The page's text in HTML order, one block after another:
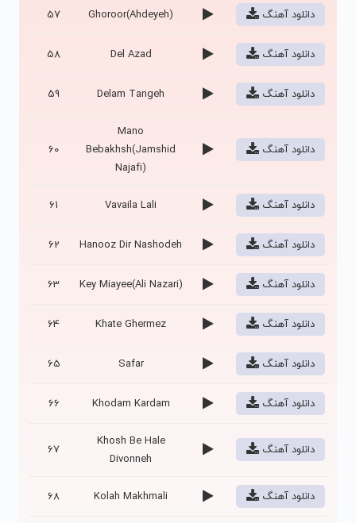
57 Ghoroor(Ahdeyeh) دانلود آهنگ
58 Del Azad دانلود آهنگ
59 Delam Tangeh دانلود آهنگ
60
Mano
Bebakhsh(Jamshid
Najafi)
دانلود آهنگ
61 Vavaila Lali دانلود آهنگ
62 Hanooz Dir Nashodeh دانلود آهنگ
63 Key Miayee(Ali Nazari) دانلود آهنگ
64 Khate Ghermez دانلود آهنگ
65 Safar دانلود آهنگ
66 Khodam Kardam دانلود آهنگ
67
Khosh Be Hale
Divonneh
دانلود آهنگ
68 Kolah Makhmali دانلود آهنگ